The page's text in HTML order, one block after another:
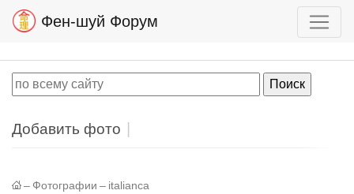
Фен-шуй Форум
Добавить фото
– Фотографии – italianca